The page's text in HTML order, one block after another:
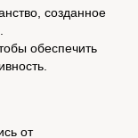
созданное
обеспечить
от